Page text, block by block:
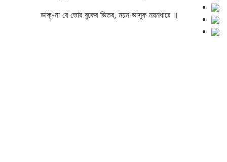
ডাক্‌-না রে তোর বুকের ভিতর, নয়ন ভাসুক নয়নধারে ॥